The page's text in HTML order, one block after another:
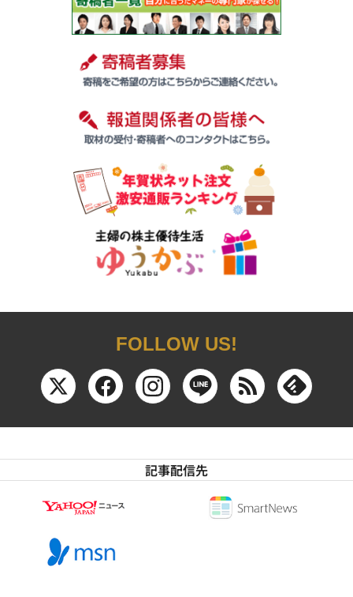
FOLLOW US!
記事配信先